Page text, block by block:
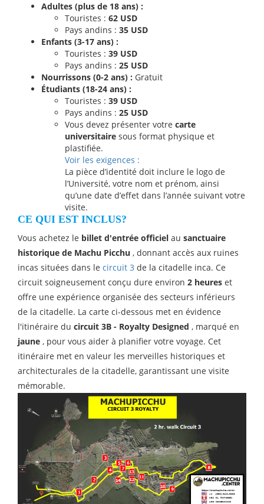
Adultes (plus de 18 ans) :
Touristes : 62 USD
Pays andins : 35 USD
Enfants (3-17 ans) :
Touristes : 39 USD
Pays andins : 25 USD
Nourrissons (0-2 ans) : Gratuit
Étudiants (18-24 ans) :
Touristes : 39 USD
Pays andins : 25 USD
Vous devez présenter votre carte
universitaire sous format physique et
plastifiée.
Voir les exigences :
La pièce d’identité doit inclure le logo de
l’Université, votre nom et prénom, ainsi
qu’une date d’effet dans l’année suivant votre
visite.
CE QUI EST INCLUS?
Vous achetez le billet d'entrée officiel au sanctuaire
historique de Machu Picchu , donnant accès aux ruines
incas situées dans le circuit 3 de la citadelle inca. Ce
circuit soigneusement conçu dure environ 2 heures et
offre une expérience organisée des secteurs inférieurs
de la citadelle. La carte ci-dessous met en évidence
l'itinéraire du circuit 3B - Royalty Designed , marqué en
jaune , pour vous aider à planifier votre voyage. Cet
itinéraire met en valeur les merveilles historiques et
architecturales de la citadelle, garantissant une visite
mémorable.